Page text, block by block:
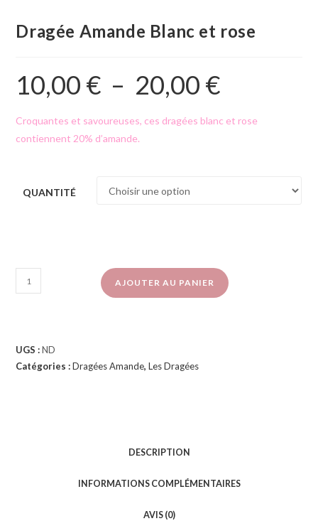
Dragée Amande Blanc et rose
10,00 € – 20,00 €
Croquantes et savoureuses, ces dragées blanc et rose
contiennent 20% d’amande.
QUANTITÉ
AJOUTER AU PANIER
UGS :ND
Catégories :Dragées Amande,Les Dragées
DESCRIPTION
INFORMATIONS COMPLÉMENTAIRES
AVIS (0)